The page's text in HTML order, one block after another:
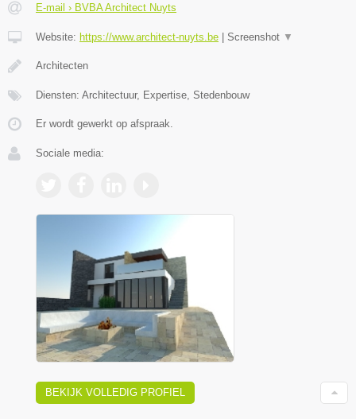
E-mail › BVBA Architect Nuyts
Website: https://www.architect-nuyts.be | Screenshot ▼
Architecten
Diensten: Architectuur, Expertise, Stedenbouw
Er wordt gewerkt op afspraak.
Sociale media:
BEKIJK VOLLEDIG PROFIEL